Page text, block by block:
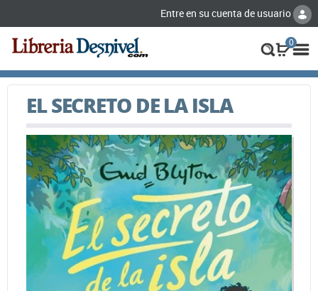
Entre en su cuenta de usuario
0
EL SECRETO DE LA ISLA